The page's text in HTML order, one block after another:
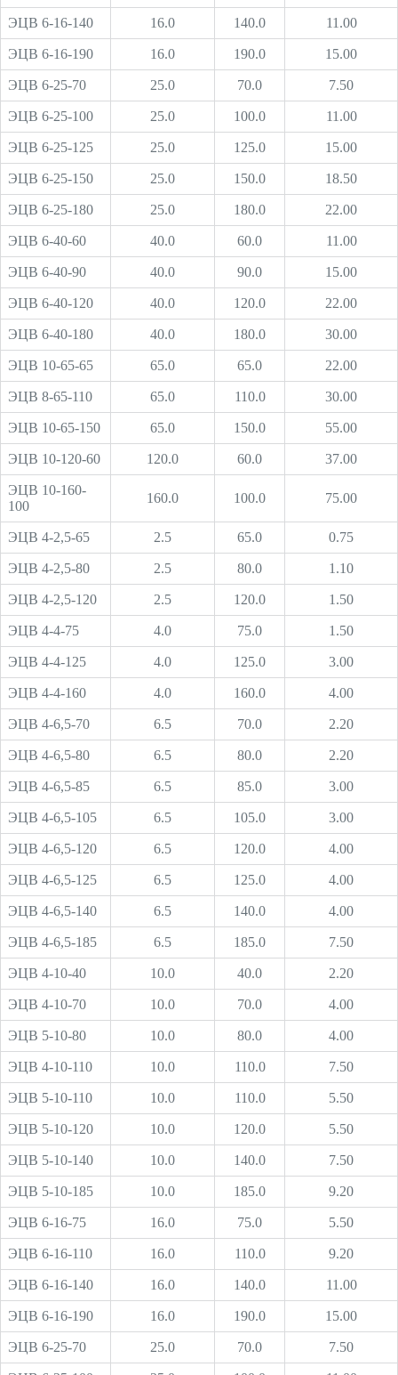
ЭЦВ 6-16-140 16.0 140.0 11.00
ЭЦВ 6-16-190 16.0 190.0 15.00
ЭЦВ 6-25-70 25.0 70.0 7.50
ЭЦВ 6-25-100 25.0 100.0 11.00
ЭЦВ 6-25-125 25.0 125.0 15.00
ЭЦВ 6-25-150 25.0 150.0 18.50
ЭЦВ 6-25-180 25.0 180.0 22.00
ЭЦВ 6-40-60 40.0 60.0 11.00
ЭЦВ 6-40-90 40.0 90.0 15.00
ЭЦВ 6-40-120 40.0 120.0 22.00
ЭЦВ 6-40-180 40.0 180.0 30.00
ЭЦВ 10-65-65 65.0 65.0 22.00
ЭЦВ 8-65-110 65.0 110.0 30.00
ЭЦВ 10-65-150 65.0 150.0 55.00
ЭЦВ 10-120-60 120.0 60.0 37.00
ЭЦВ 10-160-
100
160.0 100.0 75.00
ЭЦВ 4-2,5-65 2.5 65.0 0.75
ЭЦВ 4-2,5-80 2.5 80.0 1.10
ЭЦВ 4-2,5-120 2.5 120.0 1.50
ЭЦВ 4-4-75 4.0 75.0 1.50
ЭЦВ 4-4-125 4.0 125.0 3.00
ЭЦВ 4-4-160 4.0 160.0 4.00
ЭЦВ 4-6,5-70 6.5 70.0 2.20
ЭЦВ 4-6,5-80 6.5 80.0 2.20
ЭЦВ 4-6,5-85 6.5 85.0 3.00
ЭЦВ 4-6,5-105 6.5 105.0 3.00
ЭЦВ 4-6,5-120 6.5 120.0 4.00
ЭЦВ 4-6,5-125 6.5 125.0 4.00
ЭЦВ 4-6,5-140 6.5 140.0 4.00
ЭЦВ 4-6,5-185 6.5 185.0 7.50
ЭЦВ 4-10-40 10.0 40.0 2.20
ЭЦВ 4-10-70 10.0 70.0 4.00
ЭЦВ 5-10-80 10.0 80.0 4.00
ЭЦВ 4-10-110 10.0 110.0 7.50
ЭЦВ 5-10-110 10.0 110.0 5.50
ЭЦВ 5-10-120 10.0 120.0 5.50
ЭЦВ 5-10-140 10.0 140.0 7.50
ЭЦВ 5-10-185 10.0 185.0 9.20
ЭЦВ 6-16-75 16.0 75.0 5.50
ЭЦВ 6-16-110 16.0 110.0 9.20
ЭЦВ 6-16-140 16.0 140.0 11.00
ЭЦВ 6-16-190 16.0 190.0 15.00
ЭЦВ 6-25-70 25.0 70.0 7.50